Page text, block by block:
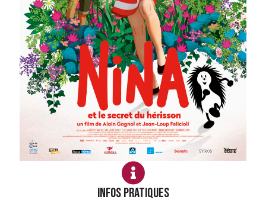
Infos PRATIQUES